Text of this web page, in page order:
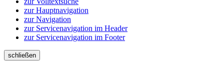
zur Hauptnavigation
zur Navigation
zur Servicenavigation im Header
zur Servicenavigation im Footer
schließen